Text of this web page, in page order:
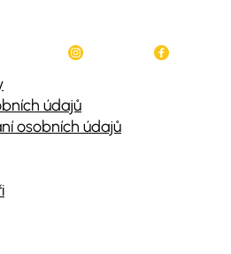
údajů
osobních údajů